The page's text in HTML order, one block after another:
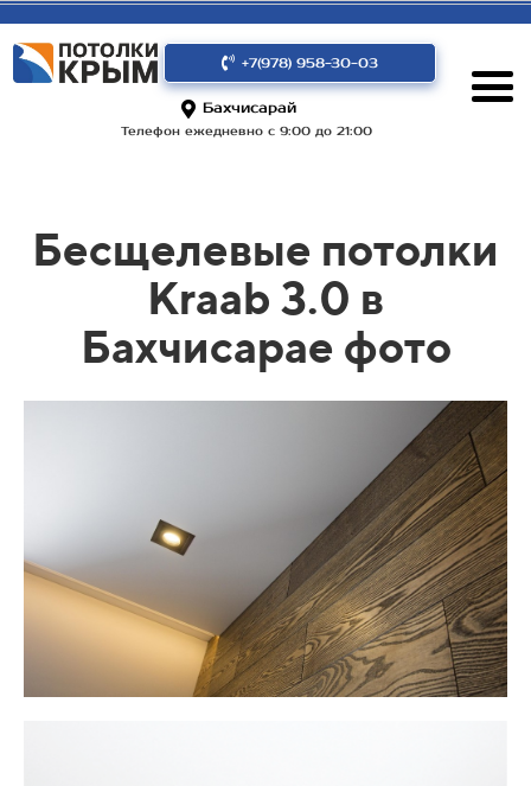
+7(978) 958-30-03
Бахчисарай
Телефон ежедневно с 9:00 до 21:00
Бесщелевые потолки
Kraab 3.0 в
Бахчисарае фото